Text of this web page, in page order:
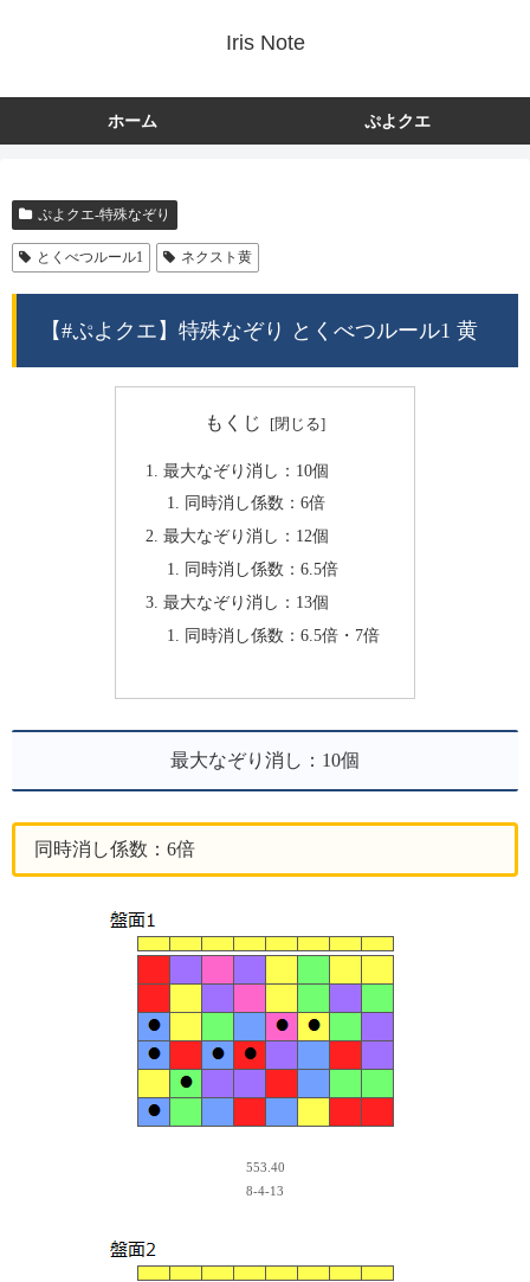
Iris Note
ホーム ぷよクエ
ぷよクエ-特殊なぞり
とくべつルール1 ネクスト黄
【#ぷよクエ】特殊なぞり とくべつルール1 黄
もくじ
最大なぞり消し：10個
同時消し係数：6倍
最大なぞり消し：12個
同時消し係数：6.5倍
最大なぞり消し：13個
同時消し係数：6.5倍・7倍
最大なぞり消し：10個
同時消し係数：6倍
553.40
8-4-13